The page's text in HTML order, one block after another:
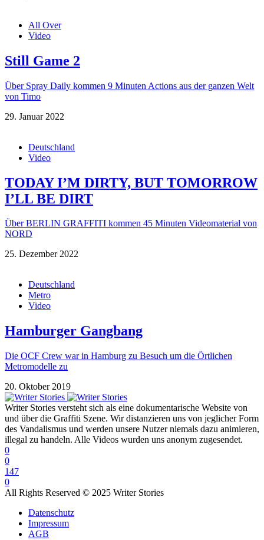
All Over
Video
Still Game 2
Über Spray Daily kommen 9 Minuten Actions aus der ganzen Welt
von Timo
29. Januar 2022
Deutschland
Video
TODAY I’M DIRTY, BUT TOMORROW
I’LL BE DIRT
Über BERLIN GRAFFITI kommen 45 Minuten Videomaterial von
NORD
25. Dezember 2022
Deutschland
Metro
Video
Hamburger Gangbang
Die OCF Crew war in Hamburg zu Besuch um die Örtlichen
Metromodelle zu
20. Oktober 2019
Writer Stories versteht sich als eine dokumentarische Website von
und über die Graffiti Szene. Wir distanzieren uns von jeglicher Form
des Vandalismus und werden unsere Nutzer niemals dazu animieren,
illegal zu handeln. Alle Videos wurden uns anonym zugesendet.
0
0
147
0
All Rights Reserved © 2025 Writer Stories
Datenschutz
Impressum
AGB